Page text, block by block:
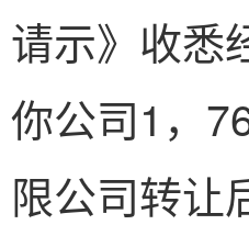
请示》收悉
你公司1，
限公司转让